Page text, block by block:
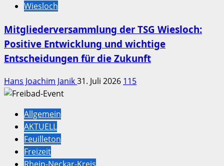
Wiesloch
Mitgliederversammlung der TSG Wiesloch:
Positive Entwicklung und wichtige
Entscheidungen für die Zukunft
Hans Joachim Janik31. Juli 2026 115
Allgemein
AKTUELL
Feuilleton
Freizeit
Rhein-Neckar-Kreis